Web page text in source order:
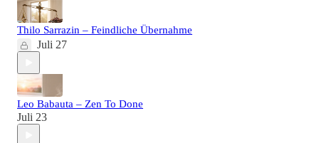
Thilo Sarrazin – Feindliche Übernahme
Juli 27
Leo Babauta – Zen To Done
Juli 23